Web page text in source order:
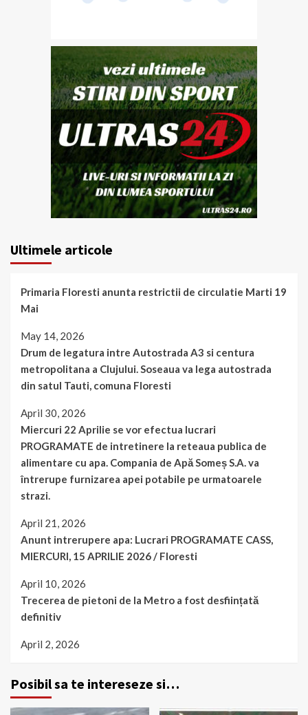
Ultimele articole
Primaria Floresti anunta restrictii de circulatie Marti 19
Mai
May 14, 2026
Drum de legatura intre Autostrada A3 si centura
metropolitana a Clujului. Soseaua va lega autostrada
din satul Tauti, comuna Floresti
April 30, 2026
Miercuri 22 Aprilie se vor efectua lucrari
PROGRAMATE de intretinere la reteaua publica de
alimentare cu apa. Compania de Apă Someș S.A. va
întrerupe furnizarea apei potabile pe urmatoarele
strazi.
April 21, 2026
Anunt intrerupere apa: Lucrari PROGRAMATE CASS,
MIERCURI, 15 APRILIE 2026 / Floresti
April 10, 2026
Trecerea de pietoni de la Metro a fost desființată
definitiv
April 2, 2026
Posibil sa te intereseze si…